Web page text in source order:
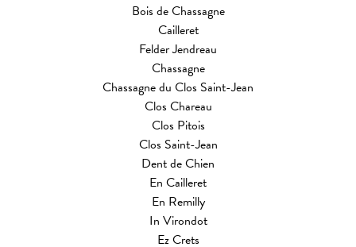
Bois de Chassagne
Cailleret
Felder Jendreau
Chassagne
Chassagne du Clos Saint-Jean
Clos Chareau
Clos Pitois
Clos Saint-Jean
Dent de Chien
En Cailleret
En Remilly
In Virondot
Ez Crets